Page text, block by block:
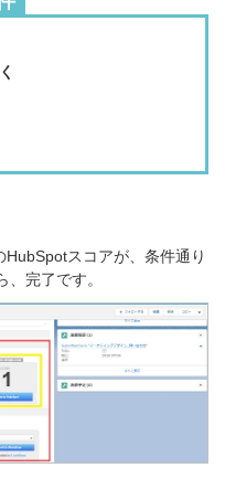
スコアが、条件通り
完了です。